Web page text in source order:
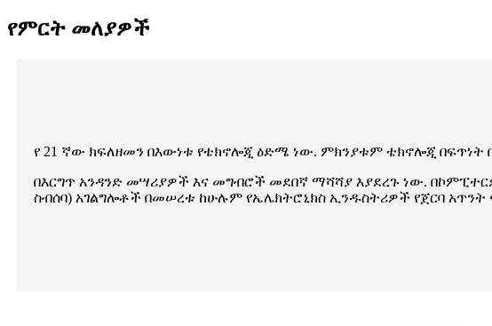
የምርት መለያዎች
የ 21 ኛው ክፍለዘመን በእውነቱ የቴክኖሎጂ ዕድሜ ነው. ምክንያቱም ቴክኖሎጂ
በእርግጥ አንዳንድ መሣሪያዎች እና መግብሮች መደበኛ ማሻሻያ እያደረጉ ነው.
ስብሰባ) አገልግሎቶች በመሠረቱ ከሁሉም የኤሌክትሮኒክስ ኢንዱስትሪዎች የጀርባ አጥንት